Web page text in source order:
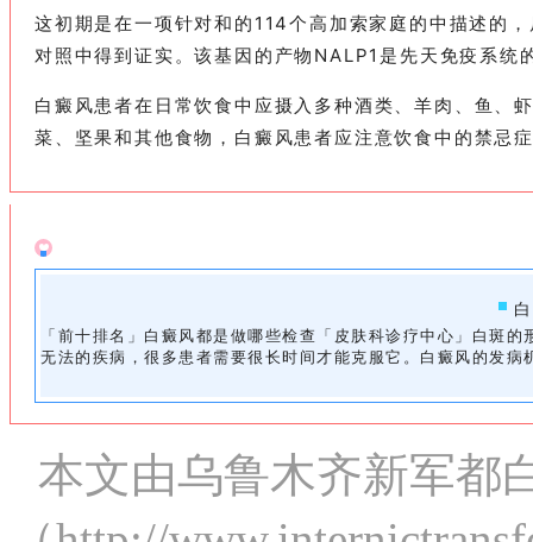
这初期是在一项针对和的114个高加索家庭的中描述的
对照中得到证实。该基因的产物NALP1是先天免疫系
白癜风患者在日常饮食中应摄入多种酒类、羊肉、鱼、
菜、坚果和其他食物，白癜风患者应注意饮食中的禁忌
「前十排名」白癜风都是做哪些检查「皮肤科诊疗中心」白斑
无法的疾病，很多患者需要很长时间才能克服它。白癜风的发
本文由乌鲁木齐新军都